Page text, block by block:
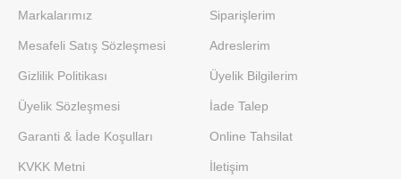
Markalarımız
Mesafeli Satış Sözleşmesi
Gizlilik Politikası
Üyelik Sözleşmesi
Garanti & İade Koşulları
KVKK Metni
Siparişlerim
Adreslerim
Üyelik Bilgilerim
İade Talep
Online Tahsilat
İletişim